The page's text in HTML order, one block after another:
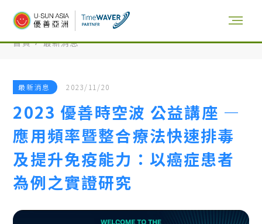
首頁 最新消息
最新消息 2023/11/20
2023 優善時空波 公益講座 —
應用頻率暨整合療法快速排毒
及提升免疫能力：以癌症患者
為例之實證研究